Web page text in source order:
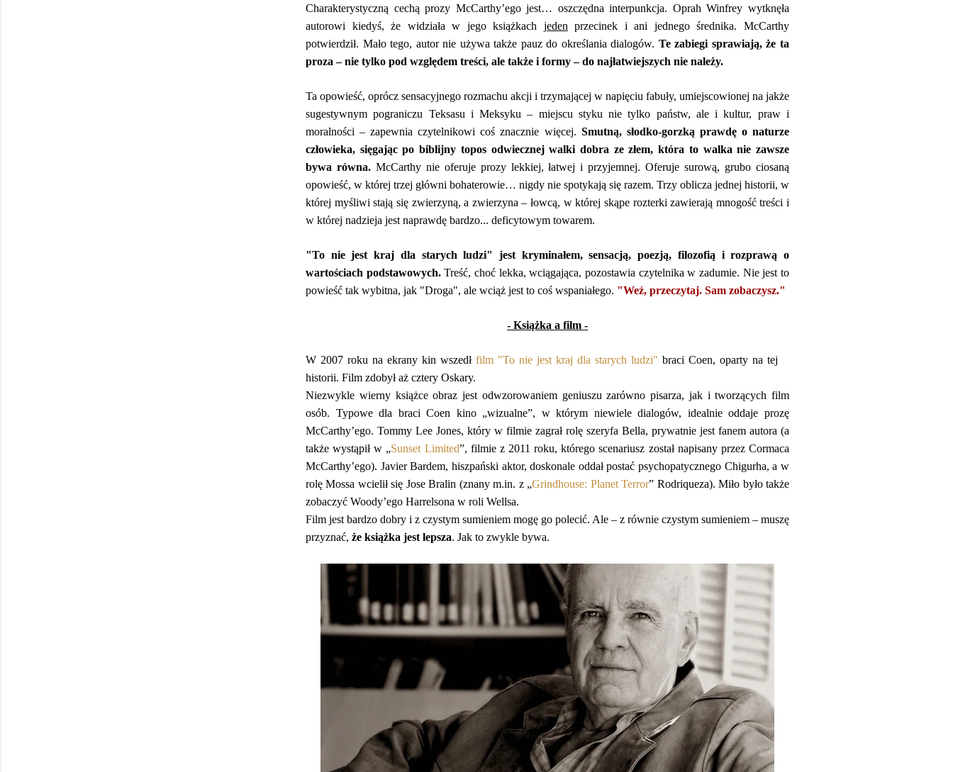
Charakterystyczną cechą prozy McCarthy’ego jest… oszczędna interpunkcja. Oprah Winfrey wytknęła
autorowi kiedyś, że widziała w jego książkach jeden
przecinek i ani jednego średnika. McCarthy
potwierdził. Mało tego, autor nie używa także pauz do określania dialogów. Te zabiegi sprawiają, że ta
proza – nie tylko pod względem treści, ale także i formy – do najłatwiejszych nie należy.
Ta opowieść, oprócz sensacyjnego rozmachu akcji i trzymającej w napięciu fabuły, umiejscowionej na jakże
sugestywnym pograniczu Teksasu i Meksyku – miejscu styku nie tylko państw, ale i kultur, praw i
moralności – zapewnia czytelnikowi coś znacznie więcej. Smutną, słodko-gorzką prawdę o naturze
człowieka, sięgając po biblijny topos odwiecznej walki dobra ze złem, która to walka nie zawsze
bywa równa. McCarthy nie oferuje prozy lekkiej, łatwej i przyjemnej. Oferuje surową, grubo ciosaną
opowieść, w której trzej główni bohaterowie… nigdy nie spotykają się razem. Trzy oblicza jednej historii, w
której myśliwi stają się zwierzyną, a zwierzyna – łowcą, w której skąpe rozterki zawierają mnogość treści i
w której nadzieja jest naprawdę bardzo... deficytowym towarem.
"To nie jest kraj dla starych ludzi" jest kryminałem, sensacją, poezją, filozofią i rozprawą o
wartościach podstawowych. Treść, choć lekka, wciągająca, pozostawia czytelnika w zadumie. Nie jest to
powieść tak wybitna, jak "Droga", ale wciąż jest to coś wspaniałego. "Weź, przeczytaj. Sam zobaczysz."
- Książka a film -
W 2007 roku na ekrany kin wszedł film "To nie jest kraj dla starych ludzi" braci Coen, oparty na tej
historii. Film zdobył aż cztery Oskary.
Niezwykle wierny książce obraz jest odwzorowaniem geniuszu zarówno pisarza, jak i tworzących film
osób. Typowe dla braci Coen kino „wizualne”, w którym niewiele dialogów, idealnie oddaje prozę
McCarthy’ego. Tommy Lee Jones, który w filmie zagrał rolę szeryfa Bella, prywatnie jest fanem autora (a
także wystąpił w „Sunset Limited”, filmie z 2011 roku, którego scenariusz został napisany przez Cormaca
McCarthy’ego). Javier Bardem, hiszpański aktor, doskonale oddał postać psychopatycznego Chigurha, a w
rolę Mossa wcielił się Jose Bralin (znany m.in. z „Grindhouse: Planet Terror” Rodriqueza). Miło było także
zobaczyć Woody’ego Harrelsona w roli Wellsa.
Film jest bardzo dobry i z czystym sumieniem mogę go polecić. Ale – z równie czystym sumieniem – muszę
przyznać, że książka jest lepsza. Jak to zwykle bywa.